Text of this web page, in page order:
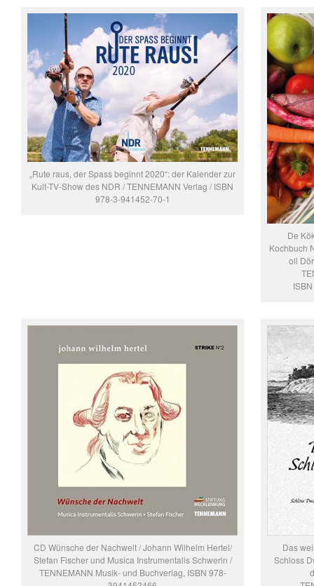
„Rute raus, der Spass beginnt 2020“: der Kalender zur
Kult-TV-Show des NDR / TENNEMANN Verlag / ISBN
978-3-941452-70-1
De
Kochbuch
oll
CD Wünsche der Nachwelt / Johann Wilhelm Hertel/
Stefan Fischer und Musica Instrumentalis Schwerin /
TENNEMANN Musik- und Buchverlag, ISBN 978-
Das
Schloss